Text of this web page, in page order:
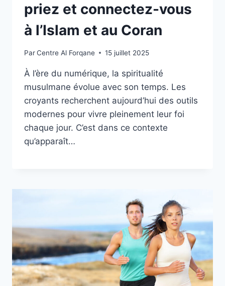
priez et connectez-vous
à l’Islam et au Coran
ParCentre Al Forqane 15 juillet 2025
À l’ère du numérique, la spiritualité
musulmane évolue avec son temps. Les
croyants recherchent aujourd’hui des outils
modernes pour vivre pleinement leur foi
chaque jour. C’est dans ce contexte
qu’apparaît…